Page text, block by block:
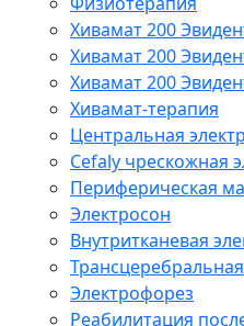
Хивамат 200
Хивамат 200
Хивамат 200
Хивамат-терапия
Центральная
Cefaly чреcкожная
Периферическая
Электросон
Внутритканевая
Электрофорез
Реабилитация